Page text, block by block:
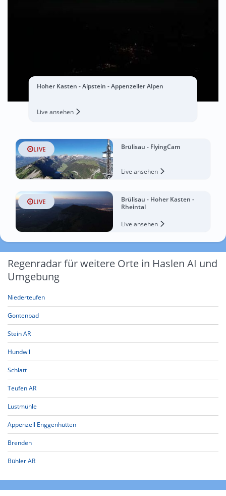
Hoher Kasten - Alpstein - Appenzeller Alpen
Live ansehen
LIVE Brülisau - FlyingCam
Live ansehen
LIVE
Brülisau - Hoher Kasten -
Rheintal
Live ansehen
Regenradar für weitere Orte in Haslen AI und
Umgebung
Niederteufen
Gontenbad
Stein AR
Hundwil
Schlatt
Teufen AR
Lustmühle
Appenzell Enggenhütten
Brenden
Bühler AR